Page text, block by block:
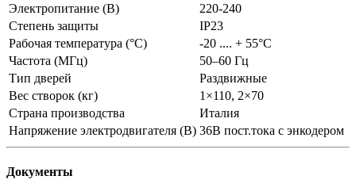
Электропитание (В)
220-240
Степень защиты
IP23
Рабочая температура (°C)
-20 .... + 55°С
Частота (МГц)
50–60 Гц
Тип дверей
Раздвижные
Вес створок (кг)
1×110, 2×70
Страна производства
Италия
Напряжение электродвигателя (В) 36В пост.тока с энкодером
Документы